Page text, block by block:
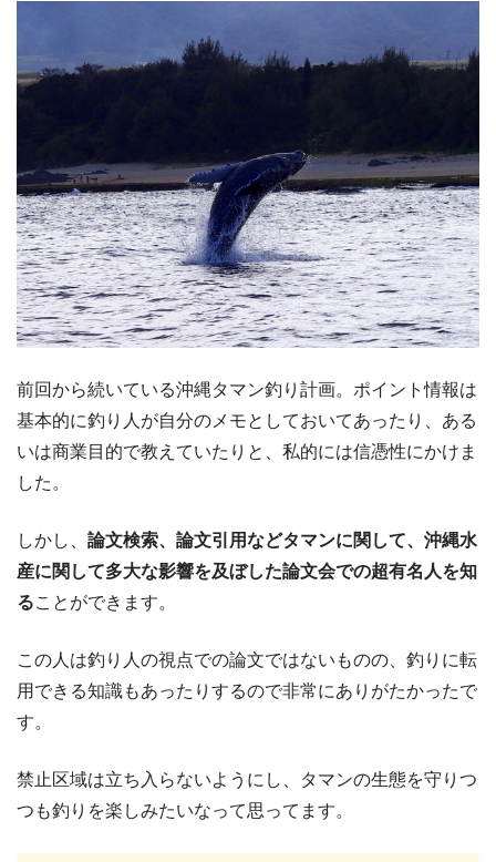
前回から続いている沖縄タマン釣り計画。ポイント情報は
基本的に釣り人が自分のメモとしておいてあったり、ある
いは商業目的で教えていたりと、私的には信憑性にかけま
した。
しかし、 論文検索、論文引用などタマンに関して、沖縄水
産に関して多大な影響を及ぼした論文会での超有名人を知
ることができます。
この人は釣り人の視点での論文ではないものの、釣りに転
用できる知識もあったりするので非常にありがたかったで
す。
禁止区域は立ち入らないようにし、タマンの生態を守りつ
つも釣りを楽しみたいなって思ってます。